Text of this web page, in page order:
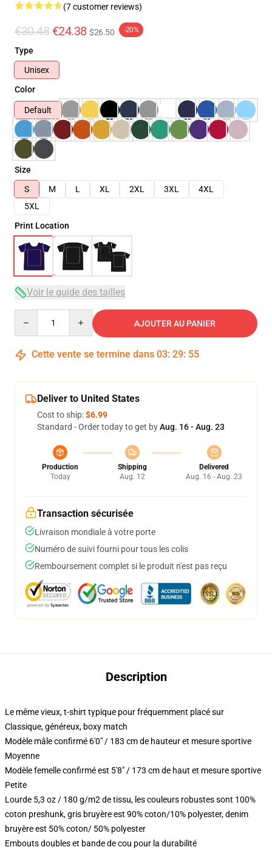
(7 customer reviews)
€30.48 €24.38 $26.50 -20%
Type
Unisex
Color
Default
Size
S
M L XL 2XL 3XL
4XL
5XL
Print Location
Voir le guide des tailles
AJOUTER AU PANIER
Cette vente se termine dans 03: 29: 54
Deliver to United States
Cost to ship:$6.99
Standard - Order today to get byAug. 16 - Aug. 23
Production
Today
Shipping
Aug. 12
Delivered
Aug. 16 - Aug. 23
Transaction sécurisée
Livraison mondiale à votre porte
Numéro de suivi fourni pour tous les colis
Remboursement complet si le produit n'est pas reçu
Description
Le même vieux, t-shirt typique pour fréquemment placé sur
Classique, généreux, boxy match
Modèle mâle confirmé 6'0" / 183 cm de hauteur et mesure sportive
Moyenne
Modèle femelle confirmé est 5'8" / 173 cm de haut et mesure sportive
Petite
Lourde 5,3 oz / 180 g/m2 de tissu, les couleurs robustes sont 100%
coton preshunk, gris bruyère est 90% coton/10% polyester, denim
bruyère est 50% coton/ 50% polyester
Embouts doubles et bande de cou pour la durabilité